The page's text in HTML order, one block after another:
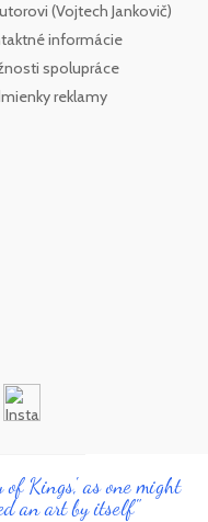
(Vojtech Jankovič)
informácie
spolupráce
reklamy
of Kings', as one might
an art by itself"